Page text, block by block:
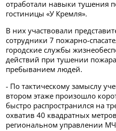
отработали навыки тушения
гостиницы «У Кремля».
В них участвовали
сотрудники 7 пожарно-
городские службы
действий при тушении
пребыванием людей.
- По тактическому замыслу
втором этаже произошло
быстро распространился на
охватив 40 квадратных
региональном управлении